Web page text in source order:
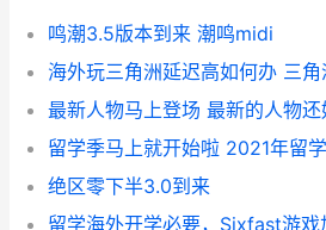
鸣潮3.5版本到来 潮鸣midi
海外玩三角洲延迟高如何办 三
最新人物马上登场 最新的人物还
留学季马上就开始啦 2021年留
绝区零下半3.0到来